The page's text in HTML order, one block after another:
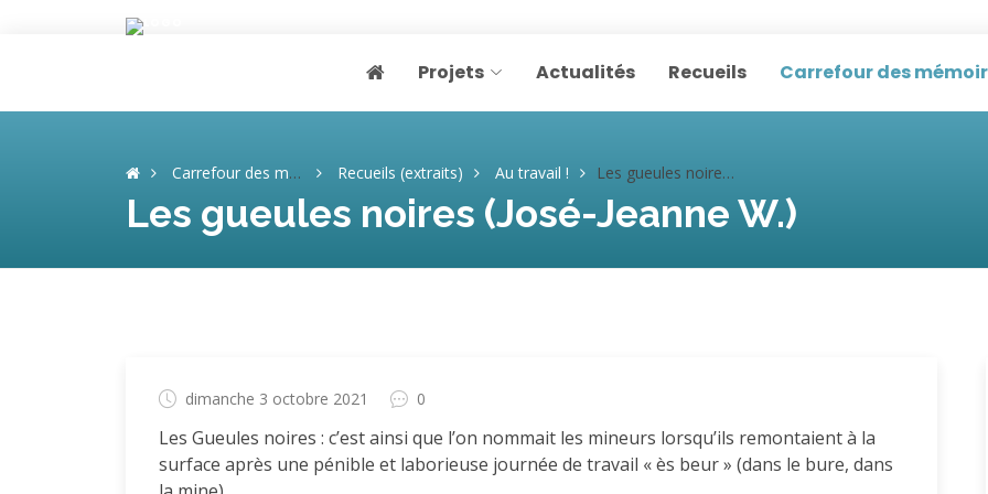
Page home
Projets Actualités Recueils Carrefour des
Carrefour des mémoires Recueils (extraits) Au travail ! Les gueules noires (José-Jeanne W.)
Les gueules noires (José-Jeanne W.)
dimanche 3 octobre 2021 0
Les Gueules noires : c’est ainsi que l’on nommait les mineurs lorsqu’ils remontaient à la
surface après une pénible et laborieuse journée de travail « ès beur » (dans le bure, dans